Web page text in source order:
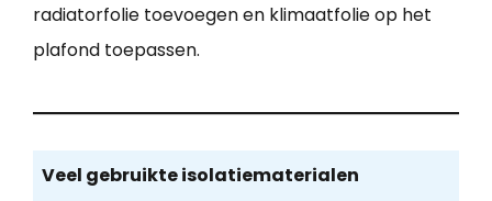
radiatorfolie toevoegen en klimaatfolie op het
plafond toepassen.
Veel gebruikte isolatiematerialen